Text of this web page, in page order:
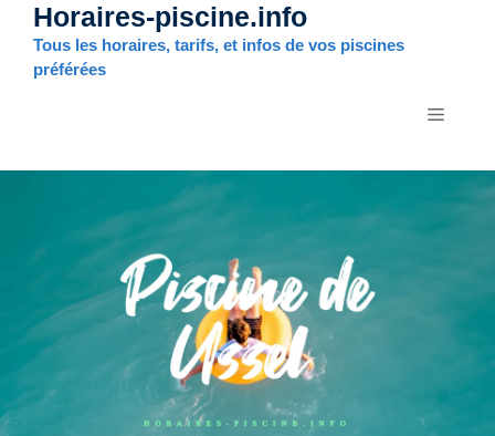
Aller
contenu
Horaires-piscine.info
Tous les horaires, tarifs, et infos de vos piscines
préférées
MENU